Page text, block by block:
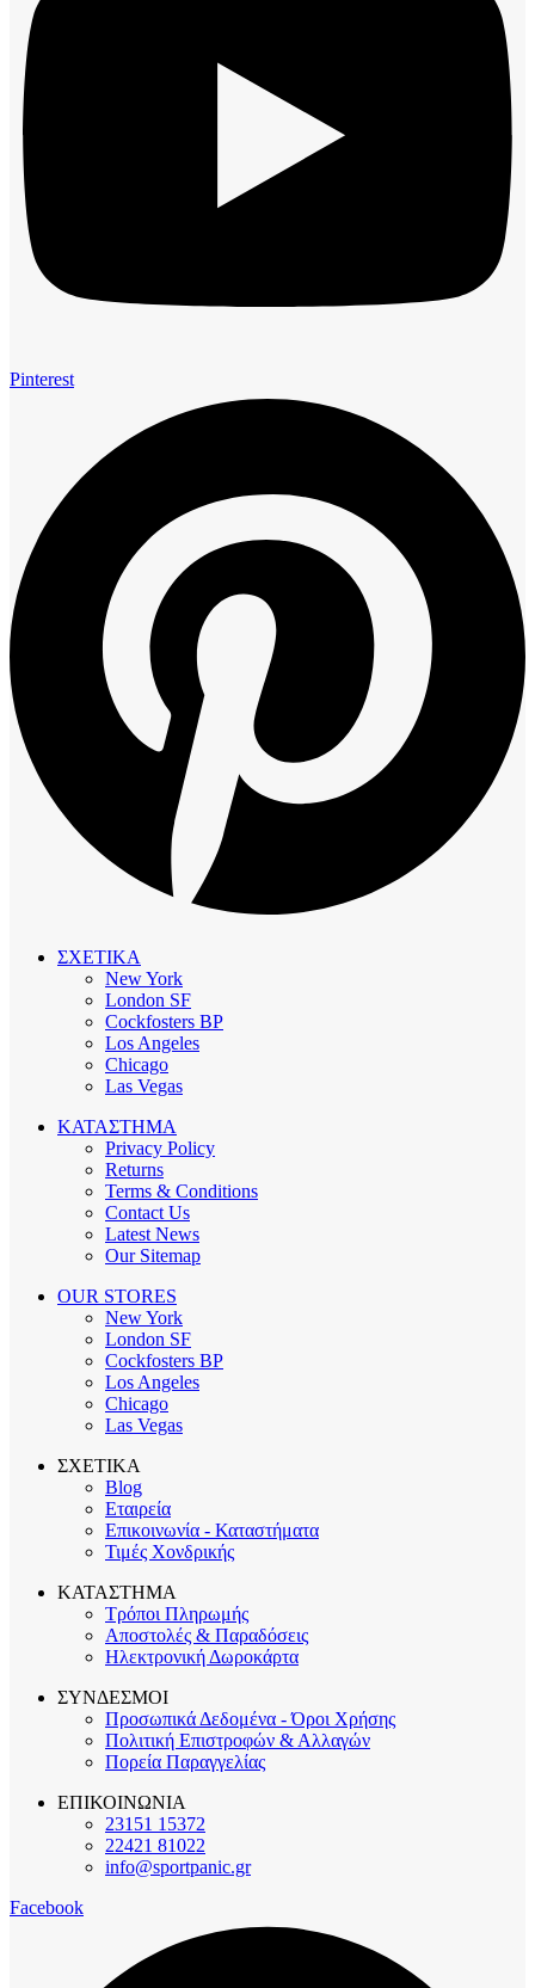
Pinterest
ΣΧΕΤΙΚΑ
New York
London SF
Cockfosters BP
Los Angeles
Chicago
Las Vegas
ΚΑΤΑΣΤΗΜΑ
Privacy Policy
Returns
Terms & Conditions
Contact Us
Latest News
Our Sitemap
OUR STORES
New York
London SF
Cockfosters BP
Los Angeles
Chicago
Las Vegas
ΣΧΕΤΙΚΑ
Blog
Εταιρεία
Επικοινωνία - Καταστήματα
Τιμές Χονδρικής
ΚΑΤΑΣΤΗΜΑ
Τρόποι Πληρωμής
Αποστολές & Παραδόσεις
Ηλεκτρονική Δωροκάρτα
ΣΥΝΔΕΣΜΟΙ
Προσωπικά Δεδομένα - Όροι Χρήσης
Πολιτική Επιστροφών & Αλλαγών
Πορεία Παραγγελίας
ΕΠΙΚΟΙΝΩΝΙΑ
23151 15372
22421 81022
info@sportpanic.gr
Facebook